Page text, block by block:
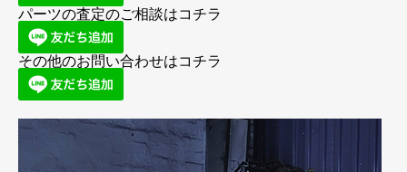
パーツの査定のご相談はコチラ
その他のお問い合わせはコチラ